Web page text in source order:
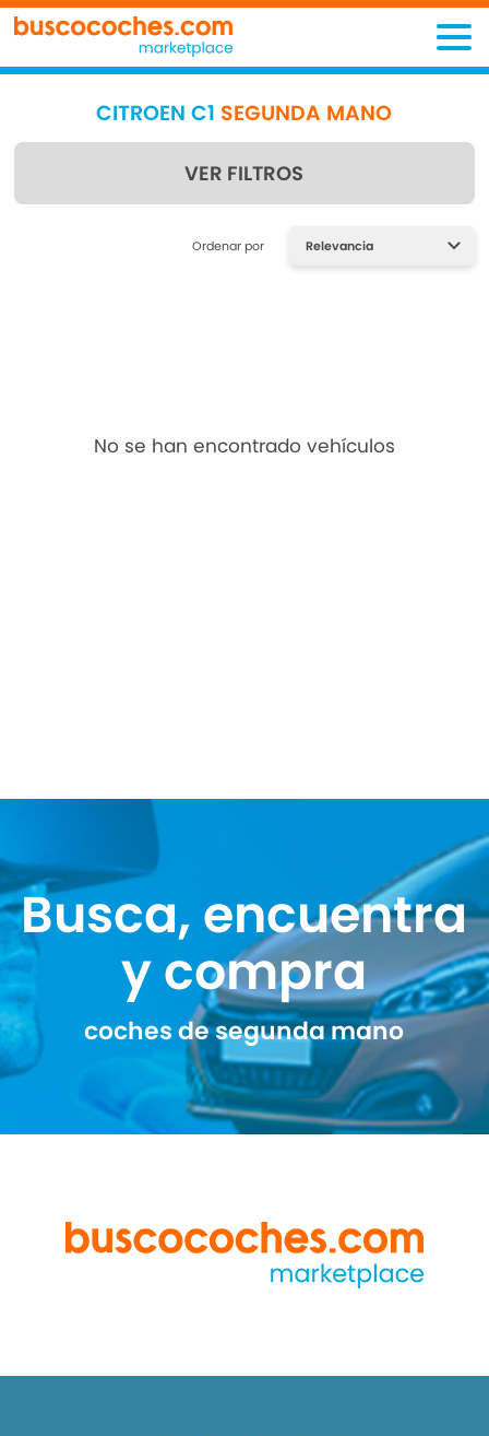
CITROEN C1 SEGUNDA MANO
VER FILTROS
Encuentra lo que estás
Ordenar por
No se han encontrado vehículos
Busca, encuentra
y compra
coches de segunda mano